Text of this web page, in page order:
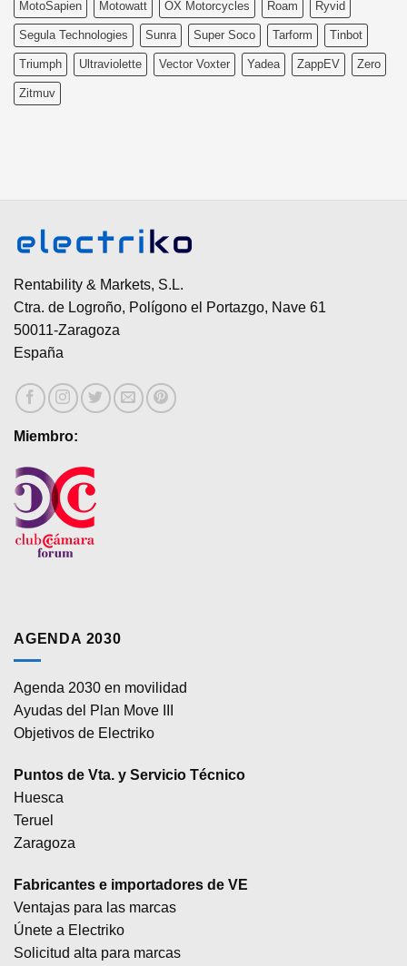
MotoSapien Motowatt OX Motorcycles Roam Ryvid
Segula Technologies Sunra Super Soco Tarform Tinbot
Triumph Ultraviolette Vector Voxter Yadea ZappEV Zero
Zitmuv
Rentability & Markets, S.L.
Ctra. de Logroño, Polígono el Portazgo, Nave 61
50011-Zaragoza
España
Miembro:
AGENDA 2030
Agenda 2030 en movilidad
Ayudas del Plan Move III
Objetivos de Electriko
Puntos de Vta. y Servicio Técnico
Huesca
Teruel
Zaragoza
Fabricantes e importadores de VE
Ventajas para las marcas
Únete a Electriko
Solicitud alta para marcas